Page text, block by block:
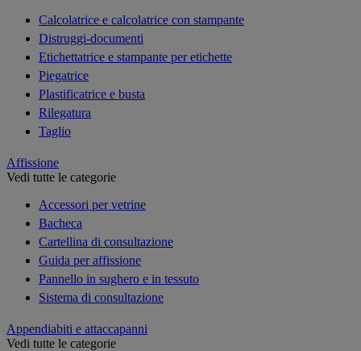
Calcolatrice e calcolatrice con stampante
Distruggi-documenti
Etichettatrice e stampante per etichette
Piegatrice
Plastificatrice e busta
Rilegatura
Taglio
Affissione
Vedi tutte le categorie
Accessori per vetrine
Bacheca
Cartellina di consultazione
Guida per affissione
Pannello in sughero e in tessuto
Sistema di consultazione
Appendiabiti e attaccapanni
Vedi tutte le categorie